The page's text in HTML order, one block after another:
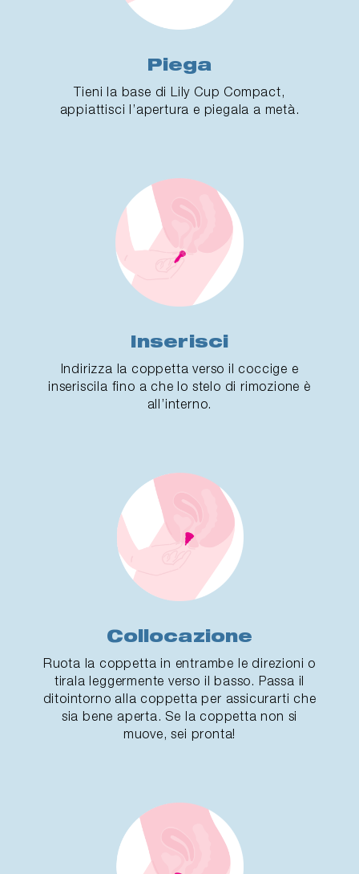
Piega
Tieni la base di Lily Cup Compact,
appiattisci l’apertura e piegala a metà.
Inserisci
Indirizza la coppetta verso il coccige e
inseriscila fino a che lo stelo di rimozione è
all’interno.
Collocazione
Ruota la coppetta in entrambe le direzioni o
tirala leggermente verso il basso. Passa il
ditointorno alla coppetta per assicurarti che
sia bene aperta. Se la coppetta non si
muove, sei pronta!